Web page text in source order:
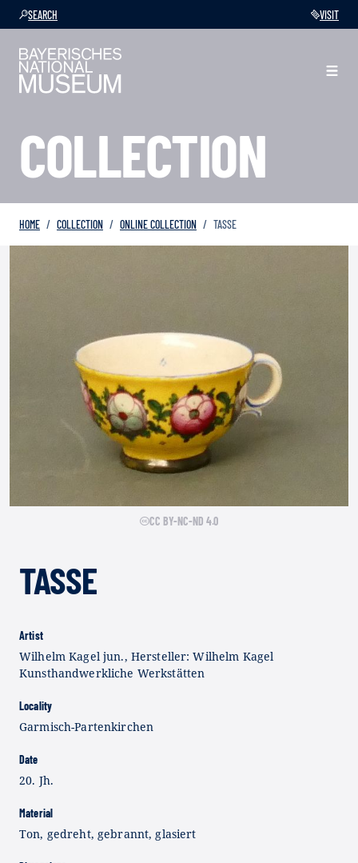
SEARCH VISIT
COLLECTION
HOME COLLECTION ONLINE COLLECTION TASSE
CC BY-NC-ND 4.0
TASSE
Artist
Wilhelm Kagel jun., Hersteller: Wilhelm Kagel
Kunsthandwerkliche Werkstätten
Locality
Garmisch-Partenkirchen
Date
20. Jh.
Material
Ton, gedreht, gebrannt, glasiert